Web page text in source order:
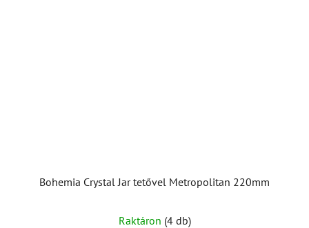
Bohemia Crystal Jar tetővel Metropolitan 220mm
Raktáron (4 db)